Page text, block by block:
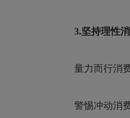
3.坚持理性
量力而行消费
警惕冲动消费